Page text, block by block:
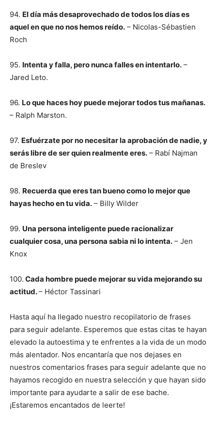
94. El día más desaprovechado de todos los días es
aquel en que no nos hemos reído. – Nicolas-Sébastien
Roch
95. Intenta y falla, pero nunca falles en intentarlo. –
Jared Leto.
96. Lo que haces hoy puede mejorar todos tus mañanas.
– Ralph Marston.
97. Esfuérzate por no necesitar la aprobación de nadie, y
serás libre de ser quien realmente eres. – Rabí Najman
de Breslev
98. Recuerda que eres tan bueno como lo mejor que
hayas hecho en tu vida. – Billy Wilder
99. Una persona inteligente puede racionalizar
cualquier cosa, una persona sabia ni lo intenta. – Jen
Knox
100. Cada hombre puede mejorar su vida mejorando su
actitud.– Héctor Tassinari
Hasta aquí ha llegado nuestro recopilatorio de frases
para seguir adelante. Esperemos que estas citas te hayan
elevado la autoestima y te enfrentes a la vida de un modo
más alentador. Nos encantaría que nos dejases en
nuestros comentarios frases para seguir adelante que no
hayamos recogido en nuestra selección y que hayan sido
importante para ayudarte a salir de ese bache.
¡Estaremos encantados de leerte!